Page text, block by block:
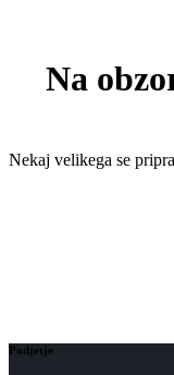
Na
Nekaj ​​velikega se
Podjetje